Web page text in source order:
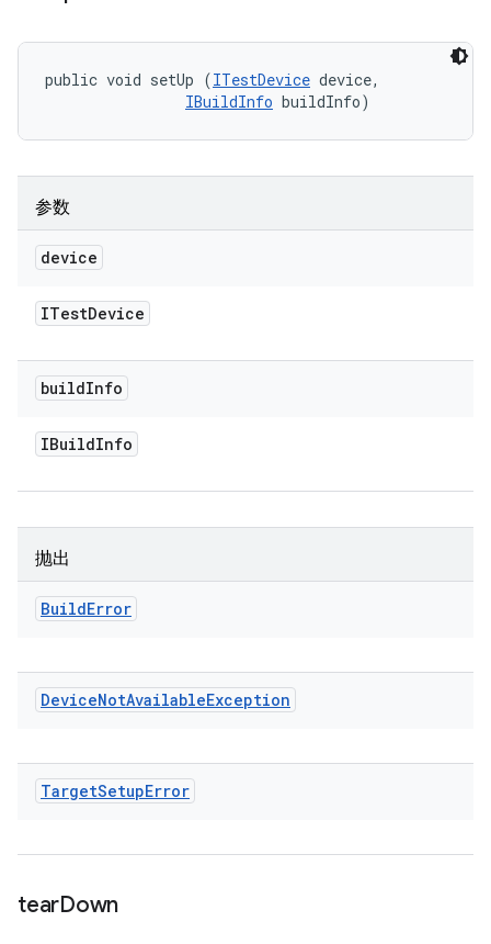
public void setUp (ITestDevice device,
IBuildInfo buildInfo)
参数
device
ITestDevice
buildInfo
IBuildInfo
抛出
BuildError
DeviceNotAvailableException
TargetSetupError
tearDown